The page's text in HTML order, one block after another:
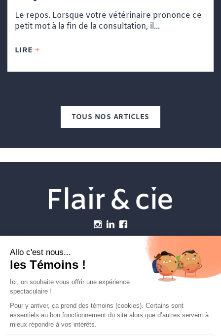
Le repos. Lorsque votre vétérinaire prononce ce
petit mot à la fin de la consultation, il...
LIRE
TOUS NOS ARTICLES
Établissements vétérinaires
Carrière
Contactez-nous